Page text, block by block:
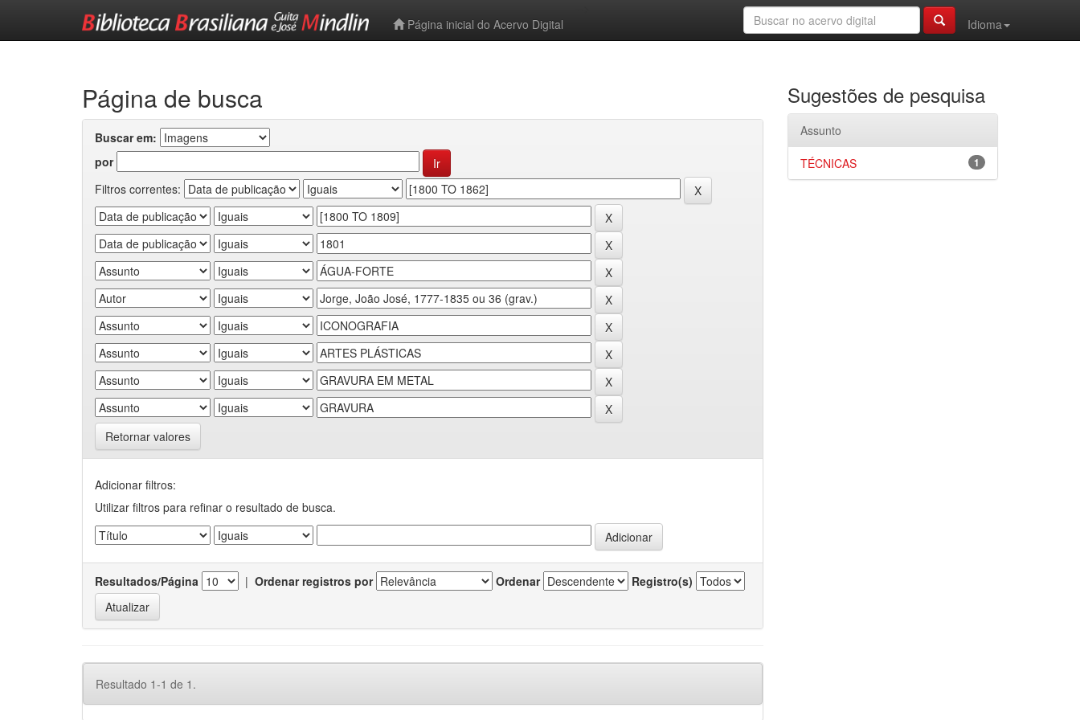
Página inicial do Acervo Digital
Idioma
Página de busca
Buscar em:
por
Filtros correntes:
Retornar valores
Adicionar filtros:
Utilizar filtros para refinar o resultado de busca.
Resultados/Página | Ordenar registros por Ordenar Registro(s)
Resultado 1-1 de 1.
Sugestões de pesquisa
Assunto
1
TÉCNICAS